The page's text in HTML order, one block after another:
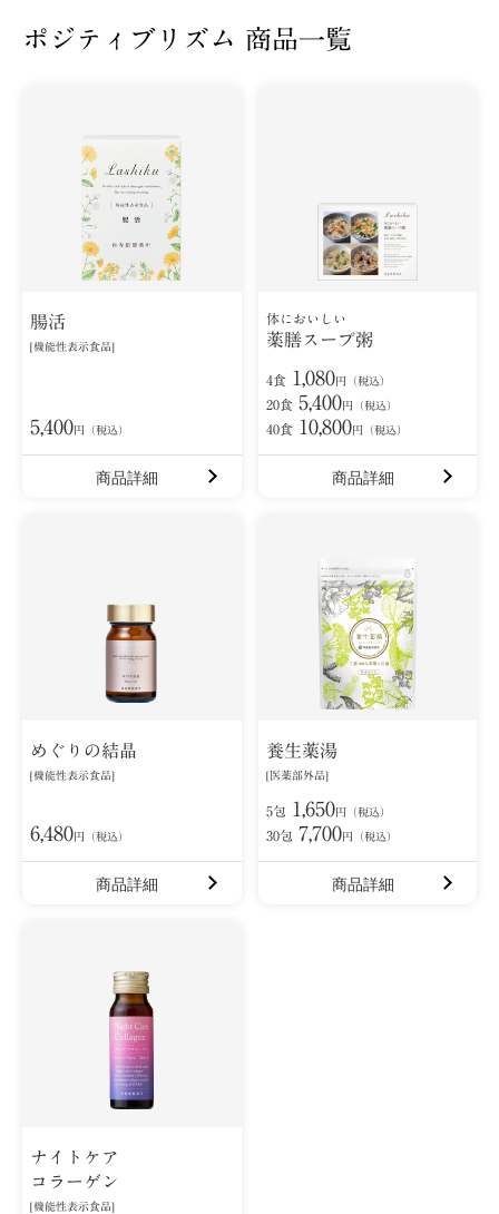
ポジティブリズム 商品一覧
腸活
[機能性表示食品]
5,400 円（税込）
商品詳細
体においしい
薬膳スープ粥
4食 1,080円（税込）
20食 5,400円（税込）
40食 10,800円（税込）
商品詳細
めぐりの結晶
[機能性表示食品]
6,480 円（税込）
商品詳細
養生薬湯
[医薬部外品]
5包 1,650円（税込）
30包 7,700円（税込）
商品詳細
ナイトケア
コラーゲン
[機能性表示食品]